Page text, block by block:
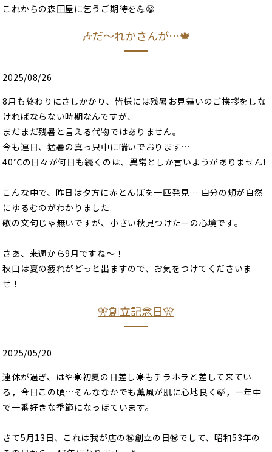
これからの森田屋に乞うご期待を💪😁
🎶だ〜れかさんが…🍁
2025/08/26
8月も終わりにさしかかり、皆様には残暑お見舞いのご挨拶をしな
ければならない時期なんですが、
まだまだ残暑と言える代物ではありません。
今も連日、猛暑の真っ只中に喘いでおります…
40℃の日々が何日も続くのは、異常としか言いようがありません❗️
こんな中で、昨日は夕方に赤とんぼを一匹発見… 自分の頬が自然
にゆるむのがわかりました.
歌の文句じゃ無いですが、小さい秋見つけたーの心境です。
さあ、来週から9月ですね〜！
秋口は夏の疲れがどっと出ますので、お気をつけてくださいま
せ！
🎌創立記念日🎌
2025/05/20
連休が過ぎ、はや☀️初夏の日差し☀️もチラホラと差して来てい
る，今日この頃…そんななかでも薫風が肌に心地良く🍃，一年中
で一番好きな季節になっほています。
さて5月13日、これは我が店の㊗️創立の日㊗️でして、昭和53年の